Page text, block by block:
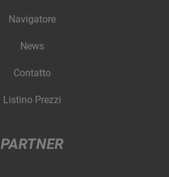
Navigatore
News
Contatto
Listino Prezzi
PARTNER